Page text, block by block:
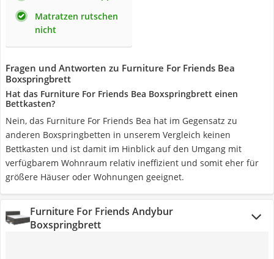
Matratzen rutschen
nicht
Fragen und Antworten zu Furniture For Friends Bea
Boxspringbrett
Hat das Furniture For Friends Bea Boxspringbrett einen
Bettkasten?
Nein, das Furniture For Friends Bea hat im Gegensatz zu
anderen Boxspringbetten in unserem Vergleich keinen
Bettkasten und ist damit im Hinblick auf den Umgang mit
verfügbarem Wohnraum relativ ineffizient und somit eher für
größere Häuser oder Wohnungen geeignet.
Furniture For Friends Andybur
Boxspringbrett